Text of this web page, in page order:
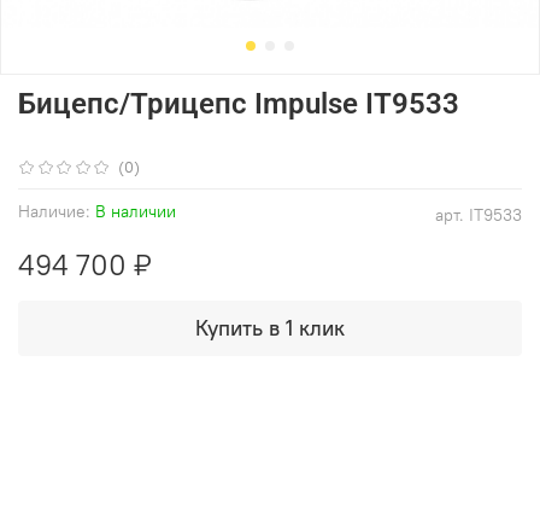
(0)
арт. IT9533
Наличие: В наличии
Бицепс/Трицепс Impulse IT9533
494 700 ₽
Купить в 1 клик